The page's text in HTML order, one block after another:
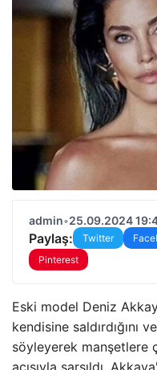
admin•25.09.2024
Paylaş: Twitter
Pinterest
Eski model Deniz
kendisine saldırdığını
söyleyerek manşetlere
acısıyla sarsıldı.